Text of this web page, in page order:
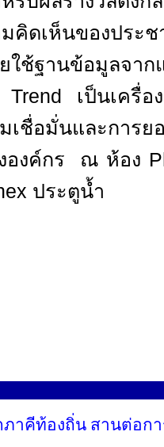
คิดเห็นของประ
ใช้ฐานข้อมูลจา
Trend เป็นเครื่
เชื่อมั่นและการย
องค์กร ณ ห้อง
ประตูน้ำ
าคีท้องถิ่น สานต่อก